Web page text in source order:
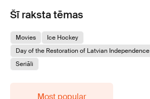
Šī raksta tēmas
Movies
Ice Hockey
Day of the Restoration of Latvian Independence
Seriāli